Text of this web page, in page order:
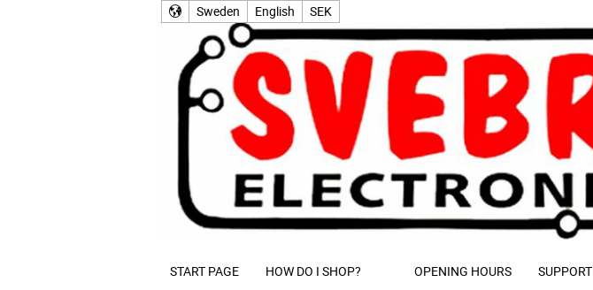
Sweden English SEK
START PAGE HOW DO I SHOP? OPENING HOURS SUPPORT